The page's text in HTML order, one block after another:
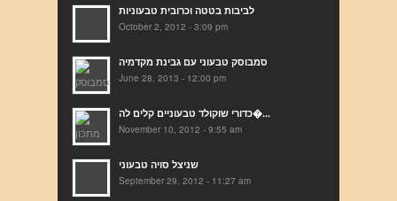
לביבות בטטה וכרובית טבעוניות
October 2, 2012 - 3:09 pm
סמבוסק טבעוני עם גבינת מקדמיה
June 28, 2013 - 12:00 pm
כדורי שוקולד טבעוניים קלים לה�...
November 10, 2012 - 9:55 am
שניצל סויה טבעוני
September 29, 2012 - 11:27 am